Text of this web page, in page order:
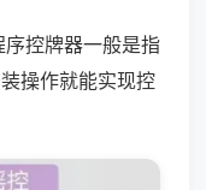
控牌器一般是指
操作就能实现控